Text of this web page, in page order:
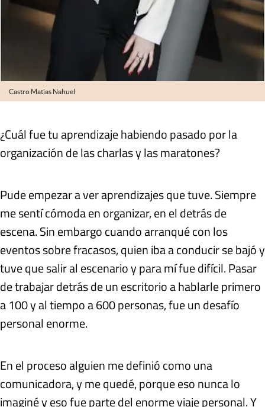
Castro Matias Nahuel
¿Cuál fue tu aprendizaje habiendo pasado por la
organización de las charlas y las maratones?
Pude empezar a ver aprendizajes que tuve. Siempre
me sentí cómoda en organizar, en el detrás de
escena. Sin embargo cuando arranqué con los
eventos sobre fracasos, quien iba a conducir se bajó y
tuve que salir al escenario y para mí fue difícil. Pasar
de trabajar detrás de un escritorio a hablarle primero
a 100 y al tiempo a 600 personas, fue un desafío
personal enorme.
En el proceso alguien me definió como una
comunicadora, y me quedé, porque eso nunca lo
imaginé y eso fue parte del enorme viaje personal. Y